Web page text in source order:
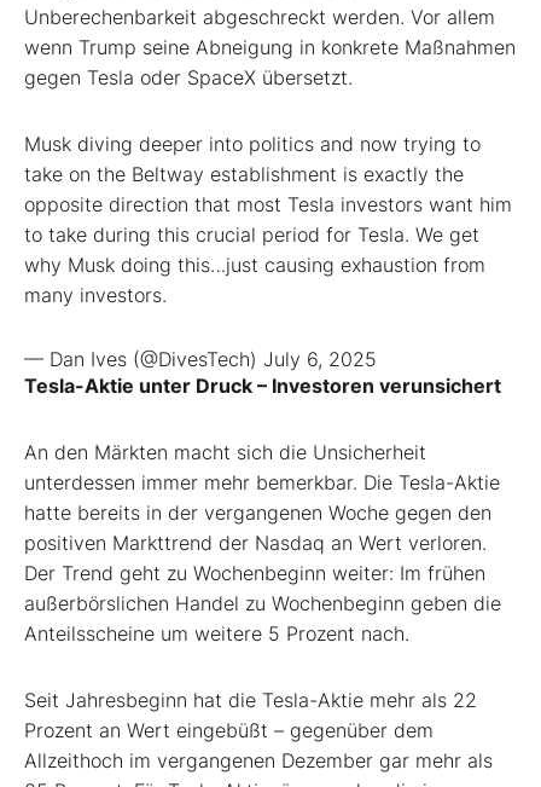
Unberechenbarkeit abgeschreckt werden. Vor allem
wenn Trump seine Abneigung in konkrete Maßnahmen
gegen Tesla oder SpaceX übersetzt.
Musk diving deeper into politics and now trying to
take on the Beltway establishment is exactly the
opposite direction that most Tesla investors want him
to take during this crucial period for Tesla. We get
why Musk doing this…just causing exhaustion from
many investors.
— Dan Ives (@DivesTech) July 6, 2025
Tesla-Aktie unter Druck – Investoren verunsichert
An den Märkten macht sich die Unsicherheit
unterdessen immer mehr bemerkbar. Die Tesla-Aktie
hatte bereits in der vergangenen Woche gegen den
positiven Markttrend der Nasdaq an Wert verloren.
Der Trend geht zu Wochenbeginn weiter: Im frühen
außerbörslichen Handel zu Wochenbeginn geben die
Anteilsscheine um weitere 5 Prozent nach.
Seit Jahresbeginn hat die Tesla-Aktie mehr als 22
Prozent an Wert eingebüßt – gegenüber dem
Allzeithoch im vergangenen Dezember gar mehr als